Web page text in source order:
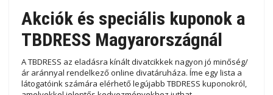
Akciók és speciális kuponok a
TBDRESS Magyarországnál
A TBDRESS az eladásra kínált divatcikkek nagyon jó minőség/
ár aránnyal rendelkező online divatáruháza. Íme egy lista a
látogatóink számára elérhető legújabb TBDRESS kuponokról,